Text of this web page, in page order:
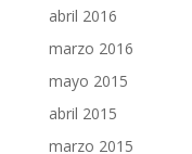
abril 2016
marzo 2016
mayo 2015
abril 2015
marzo 2015